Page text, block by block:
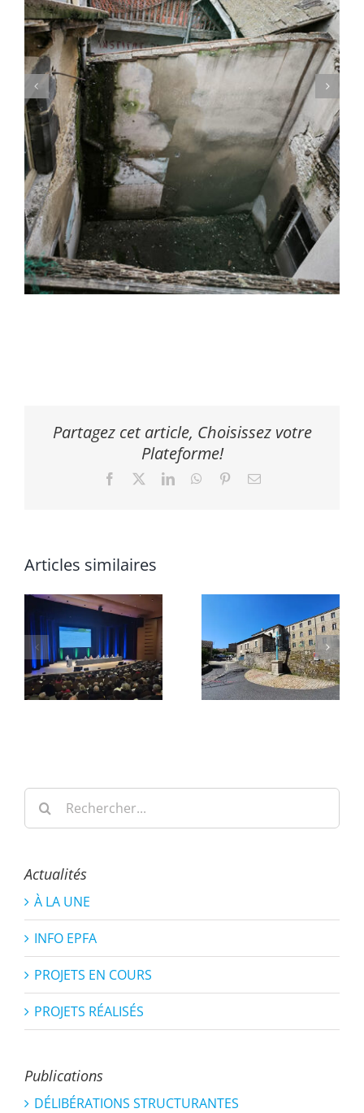
Partagez cet article, Choisissez votre
Plateforme!
Facebook LinkedInWhatsApp
PinterestEmail
Articles similaires
Rechercher:
Actualités
À LA UNE
INFO EPFA
PROJETS EN COURS
PROJETS RÉALISÉS
Publications
DÉLIBÉRATIONS STRUCTURANTES